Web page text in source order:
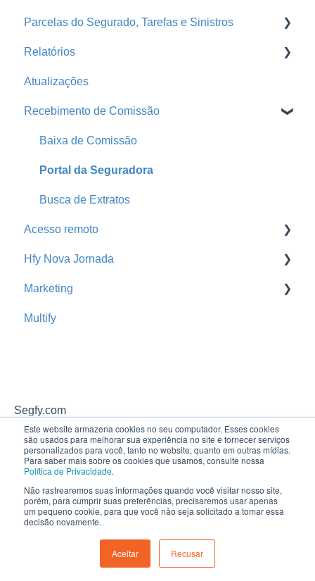
Este website armazena cookies no seu computador. Esses cookies
são usados ​​para melhorar sua experiência no site e fornecer serviços
personalizados para você, tanto no website, quanto em outras mídias.
Para saber mais sobre os cookies que usamos, consulte nossa
Política de Privacidade.
Não rastrearemos suas informações quando você visitar nosso site,
porém, para cumprir suas preferências, precisaremos usar apenas
um pequeno cookie, para que você não seja solicitado a tomar essa
decisão novamente.
Aceitar Recusar
Treinamentos
Conta Segfy
Página Pública
Parametrização
Produtores
Home
Print
Portal da Seguradora
Segurados
Automações
Repasse
Faturas
Parcelas do Segurado, Tarefas e Sinistros
E-mail Marketing
Tarefas
Comunicador da Corretora
Parcelas do Segurado
Sinistros
Parcelas Atrasadas
Relatórios
Produção
Pendência de Emissão
Pagamento de Comissão
Análise Financeira
Orçamentos
Comissões da Corretora
Renovações
Mix de Carteira
Atualizações
Recebimento de Comissão
Baixa de Comissão
Portal da Seguradora
Busca de Extratos
Acesso remoto
Acesso remoto
Hfy Nova Jornada
Cross Sell Rede de Parceiros
Hfy Nova Jornada
Marketing
Promoção
Multify
Segfy.com